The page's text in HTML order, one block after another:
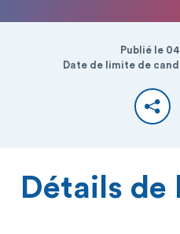
Publié le
Date de limite de
Détails de